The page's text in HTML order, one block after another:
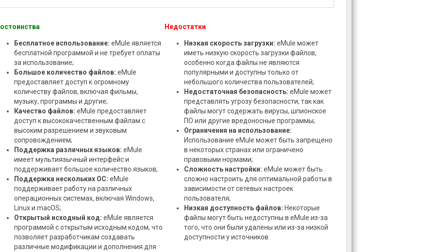
Бесплатное использование: eMule является
бесплатной программой и не требует оплаты
за использование;
Большое количество файлов: eMule
предоставляет доступ к огромному
количеству файлов, включая фильмы,
музыку, программы и другие;
Качество файлов: eMule предоставляет
доступ к высококачественным файлам с
высоким разрешением и звуковым
сопровождением;
Поддержка различных языков: eMule
имеет мультиязычный интерфейс и
поддерживает большое количество языков;
Поддержка нескольких ОС: eMule
поддерживает работу на различных
операционных системах, включая Windows,
Linux и macOS;
Открытый исходный код: eMule является
программой с открытым исходным кодом, что
позволяет разработчикам создавать
различные модификации и дополнения для
Недостатки
Низкая скорость загрузки: eMule может
иметь низкую скорость загрузки файлов,
особенно когда файлы не являются
популярными и доступны только от
небольшого количества пользователей;
Недостаточная безопасность: eMule может
представлять угрозу безопасности, так как
файлы могут содержать вирусы, шпионское
ПО или другие вредоносные программы;
Ограничения на использование:
Использование eMule может быть запрещено
в некоторых странах или ограничено
правовыми нормами;
Сложность настройки: eMule может быть
сложно настроить для оптимальной работы в
зависимости от сетевых настроек
пользователя;
Низкая доступность файлов: Некоторые
файлы могут быть недоступны в eMule из-за
того, что они были удалены или из-за низкой
доступности у источников.